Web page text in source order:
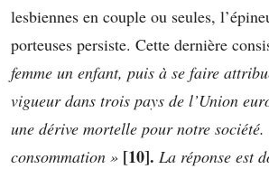
lesbiennes en couple ou seules,
porteuses persiste. Cette dernière
femme un enfant, puis à se faire
vigueur dans trois pays de l’Union
une dérive mortelle pour notre
consommation » [10]. La réponse est